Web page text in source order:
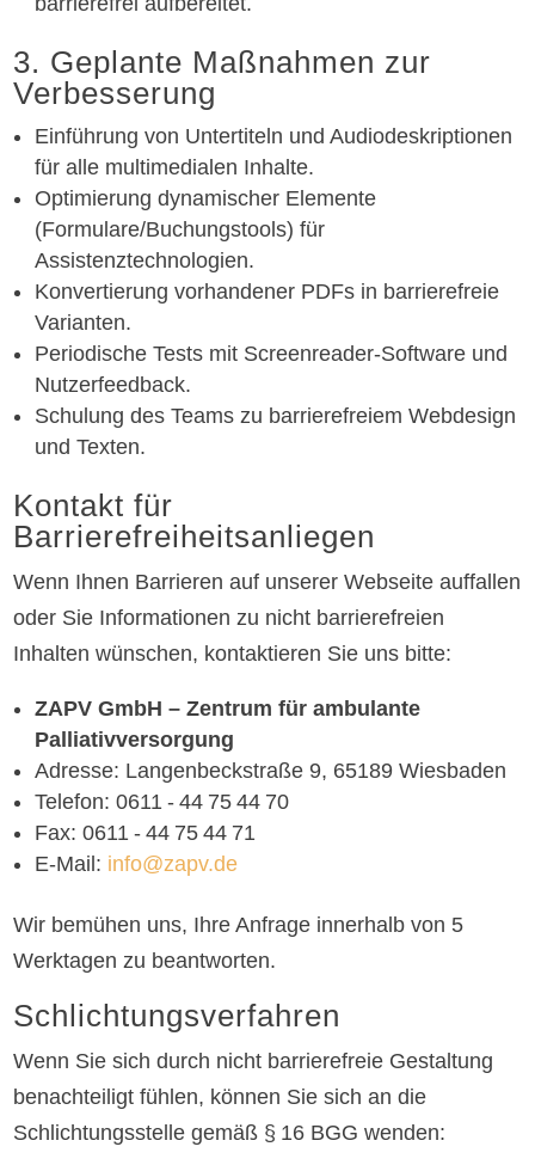
3. Geplante Maßnahmen zur
Verbesserung
Einführung von Untertiteln und Audiodeskriptionen
für alle multimedialen Inhalte.
Optimierung dynamischer Elemente
(Formulare/Buchungstools) für
Assistenztechnologien.
Konvertierung vorhandener PDFs in barrierefreie
Varianten.
Periodische Tests mit Screenreader-Software und
Nutzerfeedback.
Schulung des Teams zu barrierefreiem Webdesign
und Texten.
Kontakt für
Barrierefreiheitsanliegen
Wenn Ihnen Barrieren auf unserer Webseite auffallen
oder Sie Informationen zu nicht barrierefreien
Inhalten wünschen, kontaktieren Sie uns bitte:
ZAPV GmbH – Zentrum für ambulante
Palliativversorgung
Adresse: Langenbeckstraße 9, 65189 Wiesbaden
Telefon: 0611 ‑ 44 75 44 70
Fax: 0611 ‑ 44 75 44 71
E‑Mail: info@zapv.de
Wir bemühen uns, Ihre Anfrage innerhalb von 5
Werktagen zu beantworten.
Schlichtungsverfahren
Wenn Sie sich durch nicht barrierefreie Gestaltung
benachteiligt fühlen, können Sie sich an die
Schlichtungsstelle gemäß § 16 BGG wenden: